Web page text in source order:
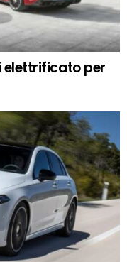
elettrificato per